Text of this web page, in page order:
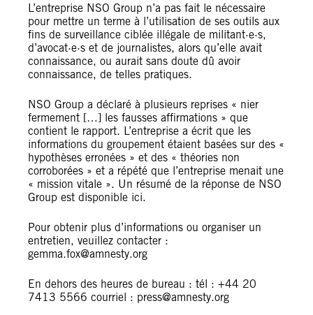
L’entreprise NSO Group n’a pas fait le nécessaire
pour mettre un terme à l’utilisation de ses outils aux
fins de surveillance ciblée illégale de militant·e·s,
d’avocat·e·s et de journalistes, alors qu’elle avait
connaissance, ou aurait sans doute dû avoir
connaissance, de telles pratiques.
NSO Group a déclaré à plusieurs reprises « nier
fermement […] les fausses affirmations » que
contient le rapport. L’entreprise a écrit que les
informations du groupement étaient basées sur des «
hypothèses erronées » et des « théories non
corroborées » et a répété que l’entreprise menait une
« mission vitale ». Un résumé de la réponse de NSO
Group est disponible ici.
Pour obtenir plus d’informations ou organiser un
entretien, veuillez contacter :
gemma.fox@amnesty.org
En dehors des heures de bureau : tél : +44 20
7413 5566 courriel : press@amnesty.org